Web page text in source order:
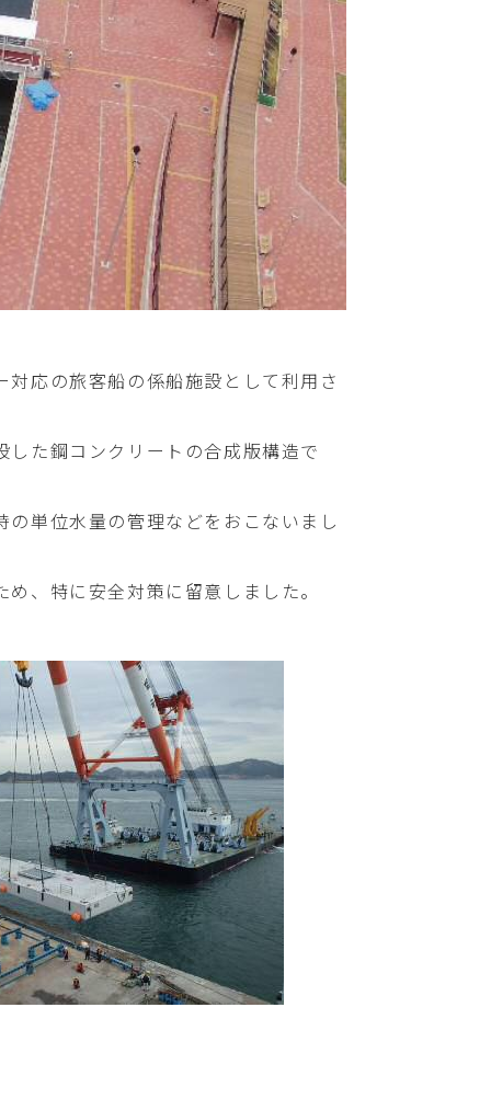
応の旅客船の係船施設として利用さ
た鋼コンクリートの合成版構造で
単位水量の管理などをおこないまし
、特に安全対策に留意しました。